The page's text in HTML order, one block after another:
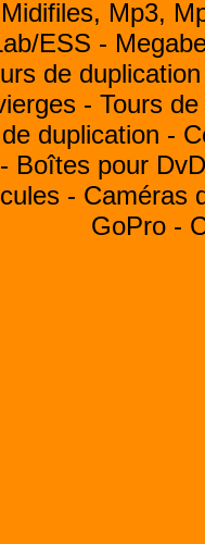
Mp3,
ESS -
de
- Tours
duplication -
Boîtes pour
- Caméras
GoPro -